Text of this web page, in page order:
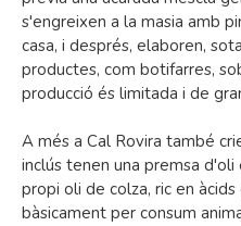
s'engreixen a la masia amb
casa, i després, elaboren,
productes, com botifarres,
producció és limitada i de
A més a Cal Rovira també
inclús tenen una premsa
propi oli de colza, ric en
bàsicament per consum